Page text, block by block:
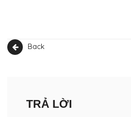
Back
TRẢ LỜI